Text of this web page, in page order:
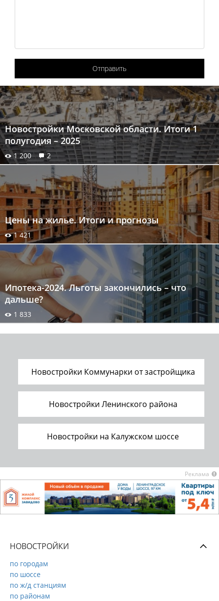
Отправить
Новостройки Московской области. Итоги 1
полугодия – 2025
1 200 2
Цены на жилье. Итоги и прогнозы
1 421
Ипотека-2024. Льготы закончились – что
дальше?
1 833
Новостройки Коммунарки от застройщика
Новостройки Ленинского района
Новостройки на Калужском шоссе
Реклама
НОВОСТРОЙКИ
по городам
по шоссе
по ж/д станциям
по районам